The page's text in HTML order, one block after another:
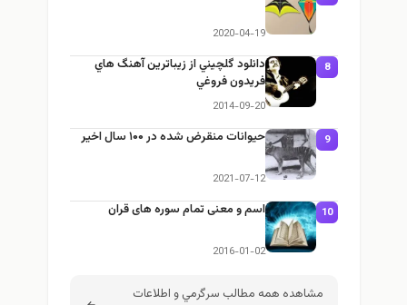
2020-04-19
8
دانلود گلچيني از زيباترين آهنگ هاي
فريدون فروغي
2014-09-20
9 حیوانات منقرض شده در ۱۰۰ سال اخیر
2021-07-12
10 اسم و معنی تمام سوره های قران
2016-01-02
مشاهده همه مطالب سرگرمي و اطلاعات